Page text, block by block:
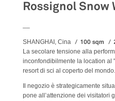
Rossignol Snow
SHANGHAI, Cina 100 sqm
La secolare tensione alla
inconfondibilmente la location al
resort di sci al coperto del mondo.
Il negozio è strategicamente
pone all’attenzione dei visitatori